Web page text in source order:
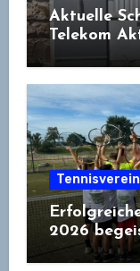
Aktuelle
Telekom
Tennisverein
2026